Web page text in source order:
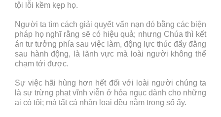
tội lỗi kềm kẹp họ.
Người ta tìm cách giải quyết vấn nạn đó bằng các biện
pháp họ nghĩ rằng sẽ có hiệu quả; nhưng Chúa thì kết
án tư tưởng phía sau việc làm, động lực thúc đẩy đằng
sau hành động, là lãnh vực mà loài người không thể
chạm tới được.
Sự việc hãi hùng hơn hết đối với loài người chúng ta
là sự trừng phạt vĩnh viễn ở hỏa ngục dành cho những
ai có tội; mà tất cả nhân loại đều nằm trong số ấy.